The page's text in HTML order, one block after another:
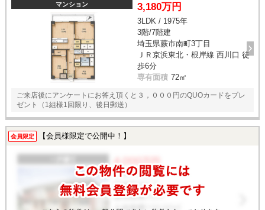
マンション 3,180万円
3LDK / 1975年
3階/7階建
埼玉県蕨市南町3丁目
ＪＲ京浜東北・根岸線 西川口 徒
歩6分
専有面積 72㎡
ご来店後にアンケートにお答え頂くと３，０００円のQUOカードをプレ
ゼント（1組様1回限り、後日郵送）
会員限定 【会員様限定で公開中！】